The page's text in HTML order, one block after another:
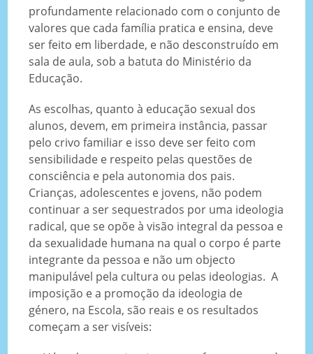
profundamente relacionado com o conjunto de
valores que cada família pratica e ensina, deve
ser feito em liberdade, e não desconstruído em
sala de aula, sob a batuta do Ministério da
Educação.
As escolhas, quanto à educação sexual dos
alunos, devem, em primeira instância, passar
pelo crivo familiar e isso deve ser feito com
sensibilidade e respeito pelas questões de
consciência e pela autonomia dos pais.
Crianças, adolescentes e jovens, não podem
continuar a ser sequestrados por uma ideologia
radical, que se opõe à visão integral da pessoa e
da sexualidade humana na qual o corpo é parte
integrante da pessoa e não um objecto
manipulável pela cultura ou pelas ideologias. A
imposição e a promoção da ideologia de
género, na Escola, são reais e os resultados
começam a ser visíveis: